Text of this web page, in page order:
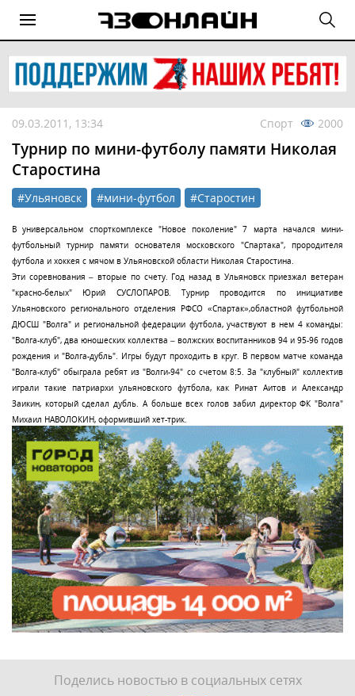
09.03.2011, 13:34 Спорт 2000
Турнир по мини-футболу памяти Николая
Старостина
#Ульяновск #мини-футбол #Старостин
В универсальном спорткомплексе "Новое поколение" 7 марта начался мини-
футбольный турнир памяти основателя московского "Спартака", прородителя
футбола и хоккея с мячом в Ульяновской области Николая Старостина.
Эти соревнования – вторые по счету. Год назад в Ульяновск приезжал ветеран
"красно-белых" Юрий СУСЛОПАРОВ. Турнир проводится по инициативе
Ульяновского регионального отделения РФСО «Спартак»,областной футбольной
ДЮСШ "Волга" и региональной федерации футбола, участвуют в нем 4 команды:
"Волга-клуб", два юношеских коллектва – волжских воспитанников 94 и 95-96 годов
рождения и "Волга-дубль". Игры будут проходить в круг. В первом матче команда
"Волга-клуб" обыграла ребят из "Волги-94" со счетом 8:5. За "клубный" коллектив
играли такие патриархи ульяновского футбола, как Ринат Аитов и Александр
Заикин, который сделал дубль. А больше всех голов забил директор ФК "Волга"
Михаил НАВОЛОКИН, оформивший хет-трик.
Поделись новостью в социальных сетях